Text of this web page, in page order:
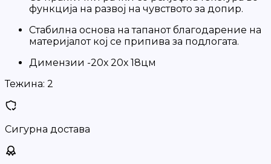
функција на развој на чувството за допир.
Стабилна основа на тапанот благодарение на
материјалот кој се припива за подлогата.
Димензии -20х 20х 18цм
Тежина: 2
Сигурна достава